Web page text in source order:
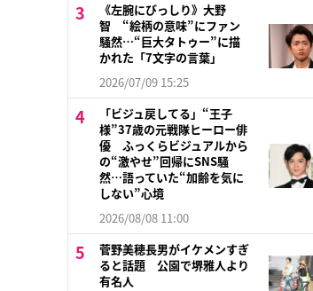
《左腕にびっしり》大野
智 “絵柄の意味”にファン
騒然…“巨大タトゥー”に描
かれた「7文字の言葉」
2026/07/09 15:25
「ビジュ戻してる」“王子
様”37歳の元戦隊ヒーロー俳
優 ふっくらビジュアルから
の“激やせ”回帰にSNS騒
然…語っていた“加齢を気に
しない”心境
2026/08/08 11:00
菅野美穂長男がイケメンすぎ
ると話題 公園で堺雅人より
有名人